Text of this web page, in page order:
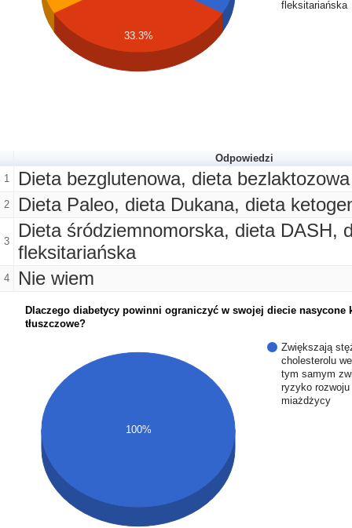
fleksitariańska
33.3%
Odpowiedzi
1
Dieta bezglutenowa, dieta bezlaktozowa
2 Dieta Paleo, dieta Dukana, dieta
3
Dieta śródziemnomorska, dieta DASH,
fleksitariańska
4 Nie wiem
Dlaczego diabetycy powinni ograniczyć w swojej diecie nasycone
tłuszczowe?
Zwiększają
cholesterolu
tym samym
ryzyko rozwoju
miażdżycy
100%